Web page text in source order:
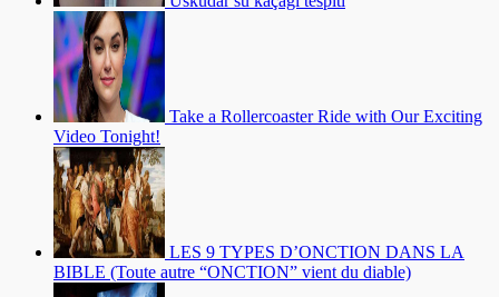
Take a Rollercoaster Ride with Our Exciting
Video Tonight!
LES 9 TYPES D’ONCTION DANS LA
BIBLE (Toute autre “ONCTION” vient du diable)